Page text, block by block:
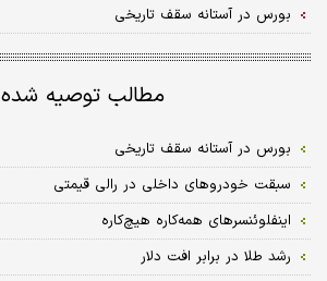
بورس در آستانه سقف تاریخی
مطالب توصیه شده
بورس در آستانه سقف تاریخی
سبقت خودروهای داخلی‌ در رالی قیمتی
اینفلوئنسرهای همه‌کاره هیچ‌کاره
رشد طلا در برابر افت دلار